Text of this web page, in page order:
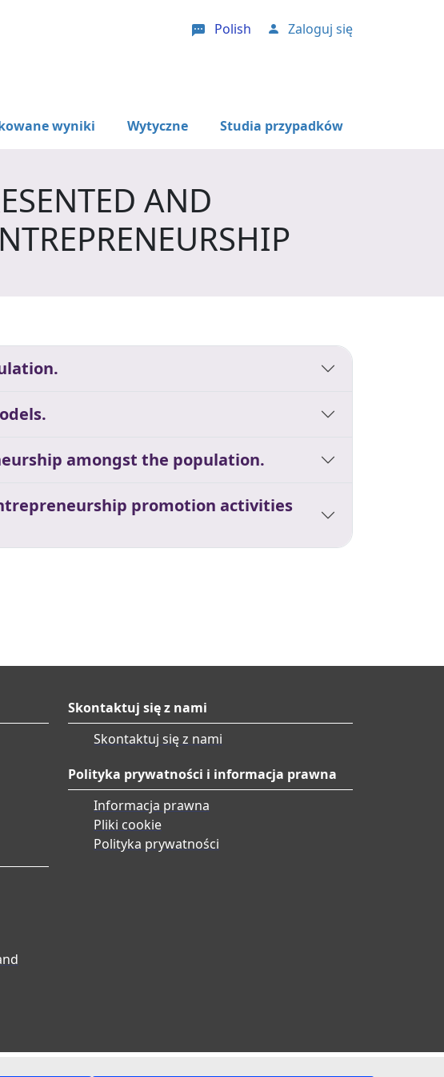
Polish User account menu
Zaloguj się
wyniki Wytyczne Studia przypadków
AND
amongst the population.
promotion activities
Skontaktuj się z nami
Skontaktuj się z nami
Polityka prywatności i informacja prawna
Informacja prawna
Pliki cookie
Polityka prywatności